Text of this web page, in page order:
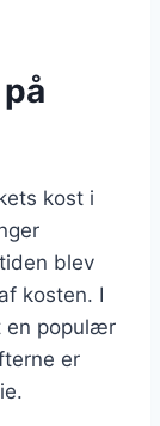
kost i
blev
kosten. I
en populær
er